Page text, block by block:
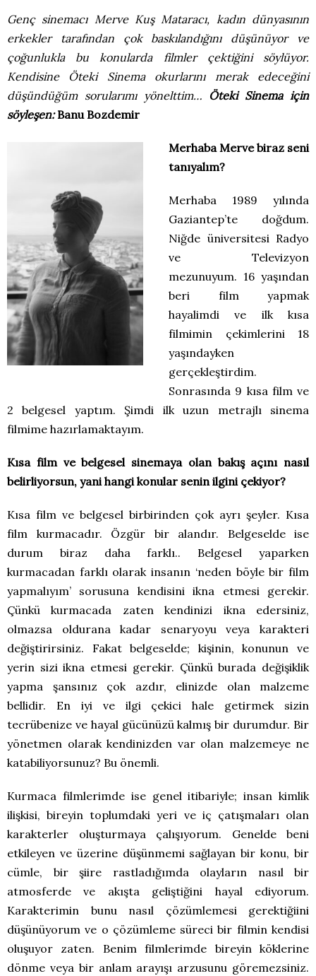
Genç sinemacı Merve Kuş Mataracı, kadın dünyasının
erkekler tarafından çok baskılandığını düşünüyor ve
çoğunlukla bu konularda filmler çektiğini söylüyor.
Kendisine Öteki Sinema okurlarını merak edeceğini
düşündüğüm sorularımı yönelttim… Öteki Sinema için
söyleşen:Banu Bozdemir
Merhaba Merve biraz seni
tanıyalım?
Merhaba 1989 yılında
Gaziantep’te doğdum.
Niğde üniversitesi Radyo
ve Televizyon
mezunuyum. 16 yaşından
beri film yapmak
hayalimdi ve ilk kısa
filmimin çekimlerini 18
yaşındayken
gerçekleştirdim.
Sonrasında 9 kısa film ve
2 belgesel yaptım. Şimdi ilk uzun metrajlı sinema
filmime hazırlamaktayım.
Kısa film ve belgesel sinemaya olan bakış açını nasıl
belirliyorsun, yani hangi konular senin ilgini çekiyor?
Kısa film ve belgesel birbirinden çok ayrı şeyler. Kısa
film kurmacadır. Özgür bir alandır. Belgeselde ise
durum biraz daha farklı.. Belgesel yaparken
kurmacadan farklı olarak insanın ‘neden böyle bir film
yapmalıyım’ sorusuna kendisini ikna etmesi gerekir.
Çünkü kurmacada zaten kendinizi ikna edersiniz,
olmazsa oldurana kadar senaryoyu veya karakteri
değiştirirsiniz. Fakat belgeselde; kişinin, konunun ve
yerin sizi ikna etmesi gerekir. Çünkü burada değişiklik
yapma şansınız çok azdır, elinizde olan malzeme
bellidir. En iyi ve ilgi çekici hale getirmek sizin
tecrübenize ve hayal gücünüzü kalmış bir durumdur. Bir
yönetmen olarak kendinizden var olan malzemeye ne
katabiliyorsunuz? Bu önemli.
Kurmaca filmlerimde ise genel itibariyle; insan kimlik
ilişkisi, bireyin toplumdaki yeri ve iç çatışmaları olan
karakterler oluşturmaya çalışıyorum. Genelde beni
etkileyen ve üzerine düşünmemi sağlayan bir konu, bir
cümle, bir şiire rastladığımda olayların nasıl bir
atmosferde ve akışta geliştiğini hayal ediyorum.
Karakterimin bunu nasıl çözümlemesi gerektiğiini
düşünüyorum ve o çözümleme süreci bir filmin kendisi
oluşuyor zaten. Benim filmlerimde bireyin köklerine
dönme veya bir anlam arayışı arzusunu göremezsiniz.